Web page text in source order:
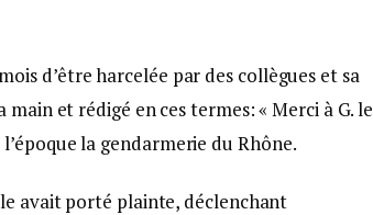
d’être harcelée par des collègues et sa
et rédigé en ces termes: « Merci à G. le
la gendarmerie du Rhône.
avait porté plainte, déclenchant